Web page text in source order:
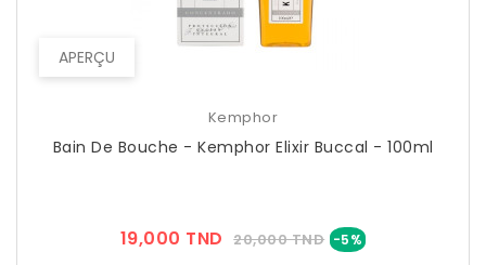
APERÇU
Kemphor
Bain De Bouche - Kemphor Elixir Buccal - 100ml
19,000 TND Prix
20,000 TND -5%Prix